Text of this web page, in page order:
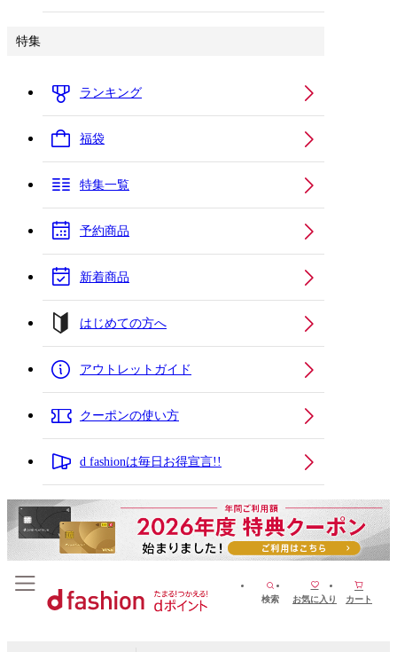
特集
ランキング
福袋
特集一覧
予約商品
新着商品
はじめての方へ
アウトレットガイド
クーポンの使い方
d fashionは毎日お得宣言!!
検索 お気に入り カート